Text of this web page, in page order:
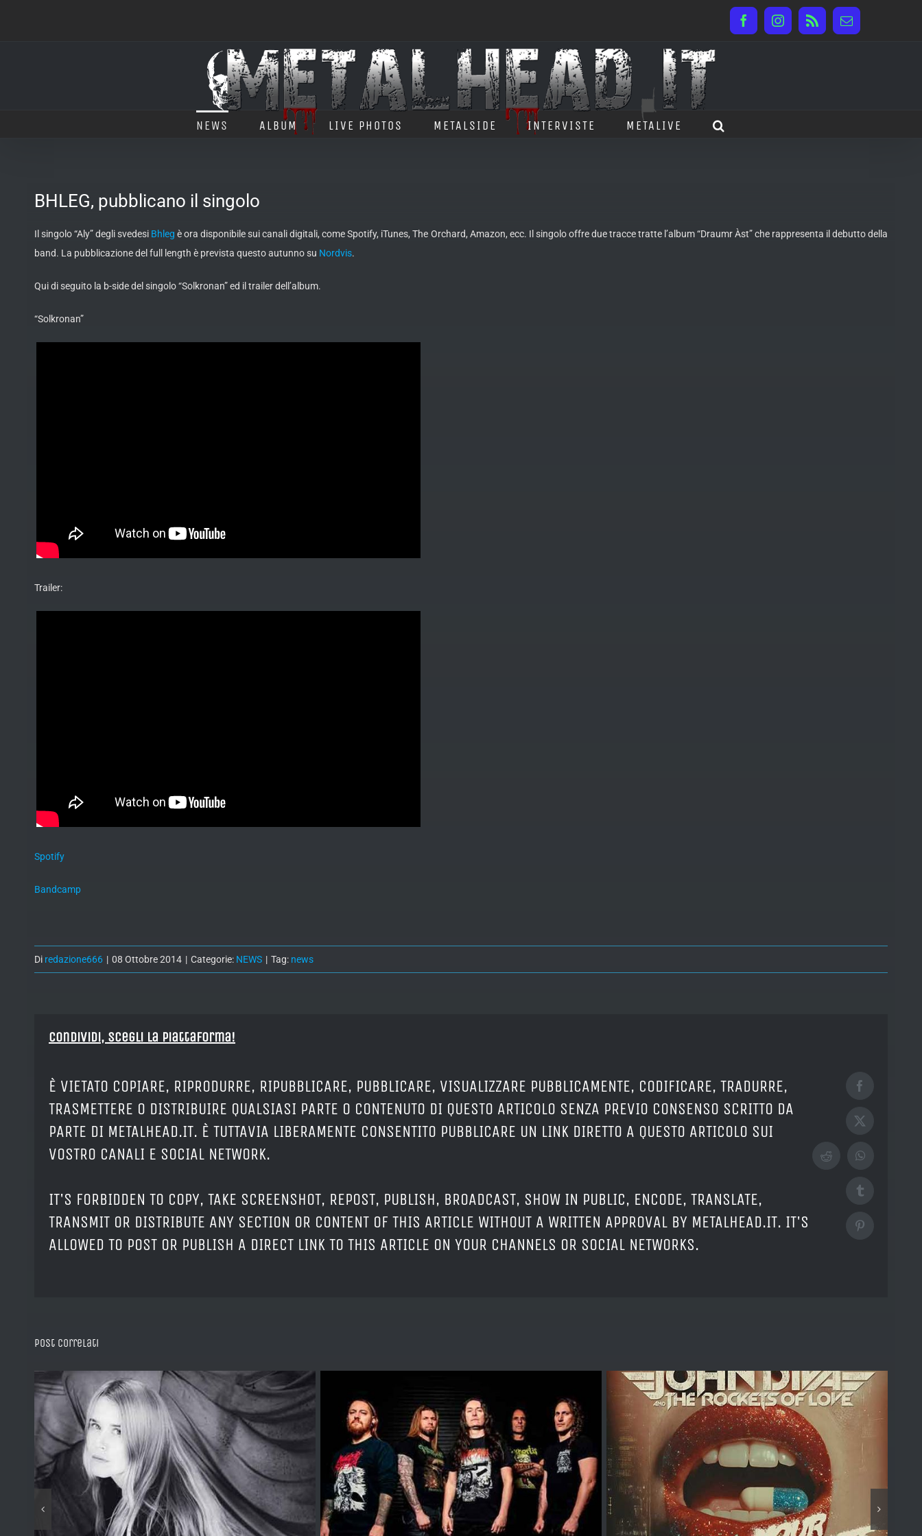
FacebookInstagram
Rss Email
NEWS ALBUM LIVE PHOTOS METALSIDE INTERVISTE METALIVE
BHLEG, pubblicano il singolo
Il singolo “Aly” degli svedesi Bhleg è ora disponibile sui canali digitali, come Spotify, iTunes, The Orchard, Amazon, ecc. Il singolo offre due tracce tratte l’album “Draumr Àst” che rappresenta il debutto della
band. La pubblicazione del full length è prevista questo autunno su Nordvis.
Qui di seguito la b-side del singolo “Solkronan” ed il trailer dell’album.
“Solkronan”
Trailer:
Spotify
Bandcamp
Di redazione666 | 08 Ottobre 2014 | Categorie: NEWS | Tag: news
Condividi, Scegli la piattaforma!
È VIETATO COPIARE, RIPRODURRE, RIPUBBLICARE, PUBBLICARE, VISUALIZZARE PUBBLICAMENTE, CODIFICARE, TRADURRE,
TRASMETTERE O DISTRIBUIRE QUALSIASI PARTE O CONTENUTO DI QUESTO ARTICOLO SENZA PREVIO CONSENSO SCRITTO DA
PARTE DI METALHEAD.IT. È TUTTAVIA LIBERAMENTE CONSENTITO PUBBLICARE UN LINK DIRETTO A QUESTO ARTICOLO SUI
VOSTRO CANALI E SOCIAL NETWORK.
IT'S FORBIDDEN TO COPY, TAKE SCREENSHOT, REPOST, PUBLISH, BROADCAST, SHOW IN PUBLIC, ENCODE, TRANSLATE,
TRANSMIT OR DISTRIBUTE ANY SECTION OR CONTENT OF THIS ARTICLE WITHOUT A WRITTEN APPROVAL BY METALHEAD.IT. IT'S
ALLOWED TO POST OR PUBLISH A DIRECT LINK TO THIS ARTICLE ON YOUR CHANNELS OR SOCIAL NETWORKS.
Facebook
X
RedditWhatsApp
Tumblr
Pinterest
Post correlati